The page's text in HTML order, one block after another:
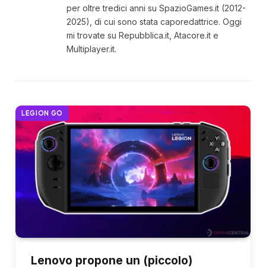
per oltre tredici anni su SpazioGames.it (2012-
2025), di cui sono stata caporedattrice. Oggi
mi trovate su Repubblica.it, Atacore.it e
Multiplayer.it.
LEGION GO
Lenovo propone un (piccolo)